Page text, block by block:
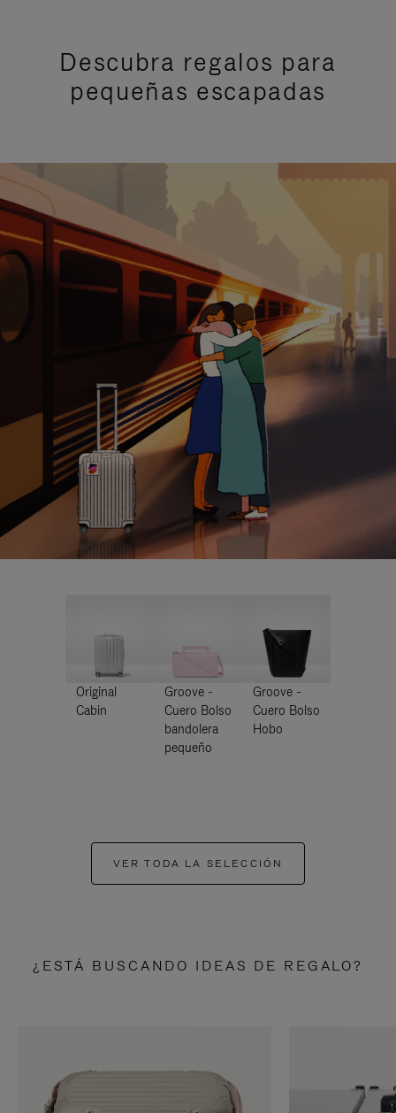
Descubra regalos para
pequeñas escapadas
Original
Cabin
Groove -
Cuero Bolso
bandolera
pequeño
Groove -
Cuero Bolso
Hobo
VER TODA LA SELECCIÓN
¿ESTÁ BUSCANDO IDEAS DE REGALO?